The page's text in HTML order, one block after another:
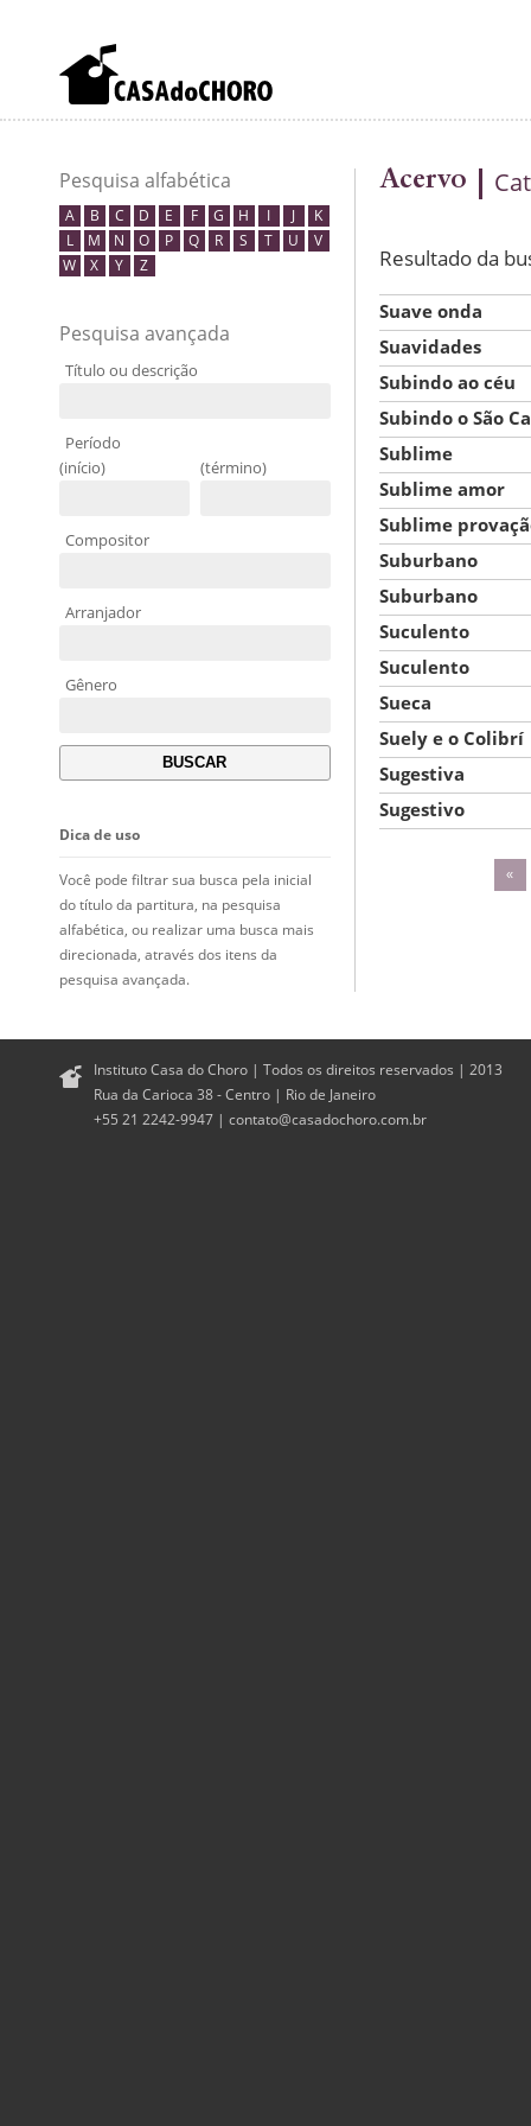
Pesquisa alfabética
A B C D E F G H I J
K
L
M N O P Q R S T U
V
W
X Y Z
Pesquisa avançada
Título ou descrição
Período
(início)
(término)
Compositor
Arranjador
Gênero
Dica de uso
Você pode filtrar sua busca pela inicial
do título da partitura, na pesquisa
alfabética, ou realizar uma busca mais
direcionada, através dos itens da
pesquisa avançada.
Acervo
Resultado da
Suave onda
Suavidades
Subindo ao céu
Subindo o São
Sublime
Sublime amor
Sublime
Suburbano
Suburbano
Suculento
Suculento
Sueca
Suely e o Colibrí
Sugestiva
Sugestivo
«
Instituto Casa do Choro | Todos os direitos reservados | 2013
Rua da Carioca 38 - Centro | Rio de Janeiro
+55 21 2242-9947 | contato@casadochoro.com.br